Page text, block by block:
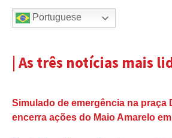
Portuguese
| As três notícias mais
Simulado de emergência na praça
encerra ações do Maio Amarelo